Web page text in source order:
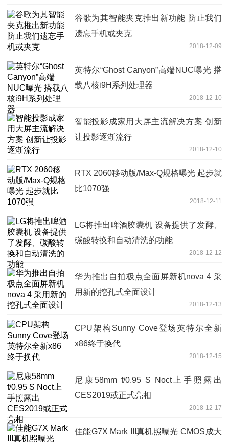
谷歌为其智能夹克推出新功能 防止我们
遗忘手机或夹克
2018-12-09
英特尔“Ghost Canyon”高端NUC曝光 搭
载八核i9H系列处理器
2018-12-10
智能投影成家用大屏主流解决方案 创新
让投影逐渐流行
2018-12-10
RTX 2060移动版/Max-Q规格曝光 起步就
比1070强
2018-12-11
LG将推出啤酒胶囊机 设备提供了发酵、
碳酸转换和自动清洗的功能
2018-12-12
华为推出自拍极点全面屏新机nova 4 采
用新的挖孔式全面设计
2018-12-13
CPU架构Sunny Cove登场英特尔全新
x86终于换代
2018-12-15
尼康58mm f/0.95 S Noct上手照露出
CES2019或正式亮相
2018-12-17
佳能G7X Mark III真机照曝光 CMOS成大